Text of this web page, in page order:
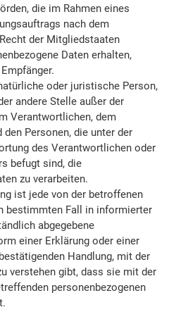
die im Rahmen eines
nach dem
der Mitgliedstaaten
Daten erhalten,
oder juristische Person,
andere Stelle außer der
Verantwortlichen, dem
Personen, die unter der
des Verantwortlichen oder
befugt sind, die
zu verarbeiten.
ist jede von der betroffenen
bestimmten Fall in informierter
abgegebene
einer Erklärung oder einer
Handlung, mit der
verstehen gibt, dass sie mit der
personenbezogenen